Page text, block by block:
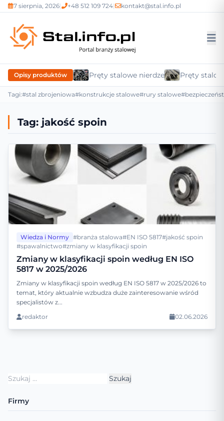
7 sierpnia, 2026| +48 512 109 724| kontakt@stal.info.pl
Opisy produktów Pręty stalowe nierdzewnePręty
Tagi:#stal zbrojeniowa#konstrukcje stalowe#rury stalowe
Tag: jakość spoin
Wiedza i Normy #branża stalowa#EN ISO 5817#jakość spoin
#spawalnictwo#zmiany w klasyfikacji spoin
Zmiany w klasyfikacji spoin według EN ISO
5817 w 2025/2026
Zmiany w klasyfikacji spoin według EN ISO 5817 w 2025/2026 to
temat, który aktualnie wzbudza duże zainteresowanie wśród
specjalistów z...
redaktor
02.06.2026
Szukaj:
Firmy